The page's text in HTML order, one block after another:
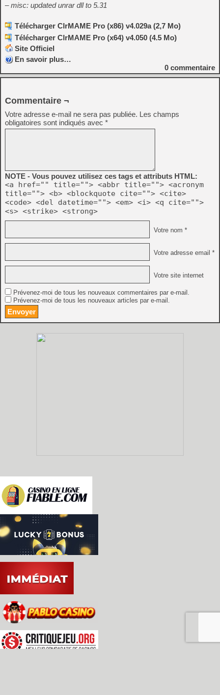
– misc: updated unrar dll to 5.31
Télécharger ClrMAME Pro (x86) v4.029a (2,7 Mo)
Télécharger ClrMAME Pro (x64) v4.050 (4.5 Mo)
Site Officiel
En savoir plus…
0 commentaire
Commentaire ¬
Votre adresse e-mail ne sera pas publiée. Les champs
obligatoires sont indiqués avec *
NOTE - Vous pouvez utilisez ces tags et attributs HTML:
<a href="" title=""> <abbr title=""> <acronym
title=""> <b> <blockquote cite=""> <cite>
<code> <del datetime=""> <em> <i> <q cite="">
<s> <strike> <strong>
Votre nom *
Votre adresse email *
Votre site internet
Prévenez-moi de tous les nouveaux commentaires par e-mail.
Prévenez-moi de tous les nouveaux articles par e-mail.